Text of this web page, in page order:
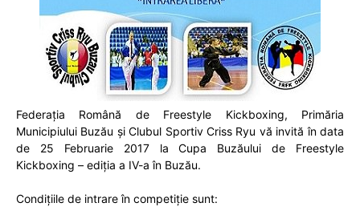
Federația Română de Freestyle Kickboxing, Primăria
Municipiului Buzău și Clubul Sportiv Criss Ryu vă invită în data
de 25 Februarie 2017 laCupa Buzăului de Freestyle
Kickboxing – ediția a IV-a în Buzău.
Condițiile de intrare în competiție sunt: